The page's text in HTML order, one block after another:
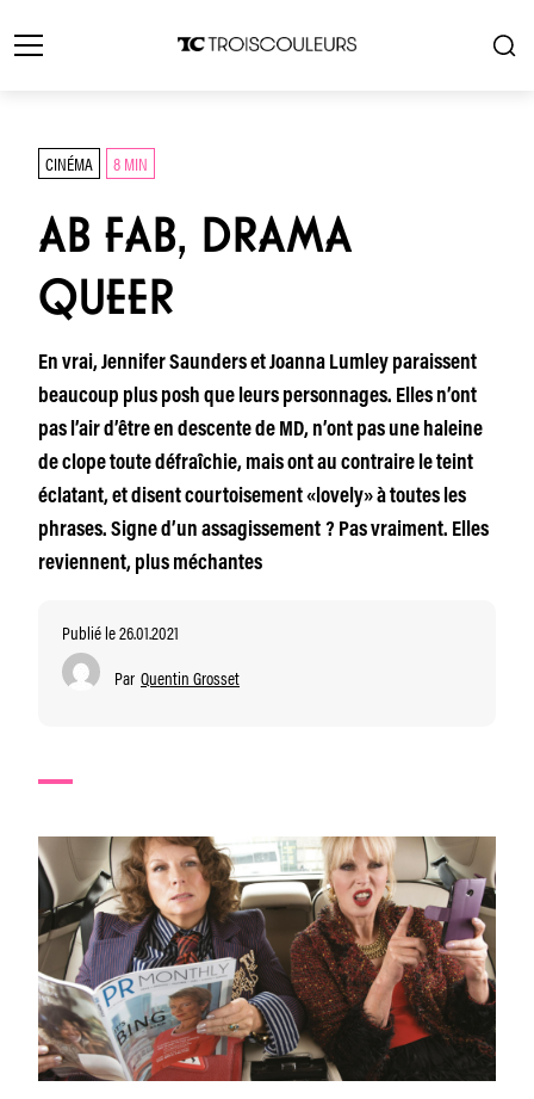
CINÉMA 8 MIN
AB FAB, DRAMA
QUEER
En vrai, Jennifer Saunders et Joanna Lumley paraissent
beaucoup plus posh que leurs personnages. Elles n’ont
pas l’air d’être en descente de MD, n’ont pas une haleine
de clope toute défraîchie, mais ont au contraire le teint
éclatant, et disent courtoisement «lovely» à toutes les
phrases. Signe d’un assagissement ? Pas vraiment. Elles
reviennent, plus méchantes
Publié le 26.01.2021
Par Quentin Grosset